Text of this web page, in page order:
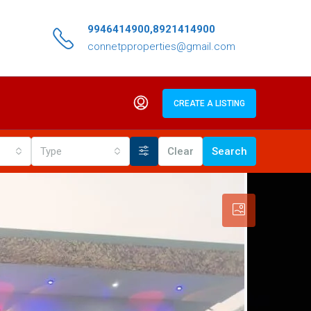
9946414900,8921414900
connetpproperties@gmail.com
CREATE A LISTING
Type Clear Search